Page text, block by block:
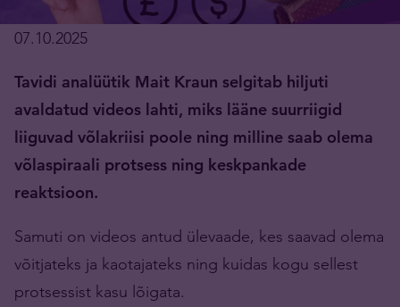
07.10.2025
Tavidi analüütik Mait Kraun selgitab hiljuti
avaldatud videos lahti, miks lääne suurriigid
liiguvad võlakriisi poole ning milline saab olema
võlaspiraali protsess ning keskpankade
reaktsioon.
Samuti on videos antud ülevaade, kes saavad olema
võitjateks ja kaotajateks ning kuidas kogu sellest
protsessist kasu lõigata.